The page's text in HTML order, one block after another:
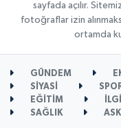
sayfada açılır.
fotoğraflar izin
ortamda
GÜNDEM
SİYASİ
EĞİTİM
SAĞLIK